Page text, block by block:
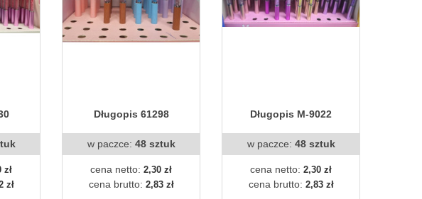
zł
zł
Długopis 61298
w paczce: 48 sztuk
cena netto: 2,30 zł
cena brutto: 2,83 zł
Długopis M-9022
w paczce: 48 sztuk
cena netto: 2,30 zł
cena brutto: 2,83 zł